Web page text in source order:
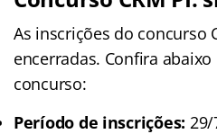
As inscrições do concurso
encerradas. Confira
concurso:
Período de inscrições: